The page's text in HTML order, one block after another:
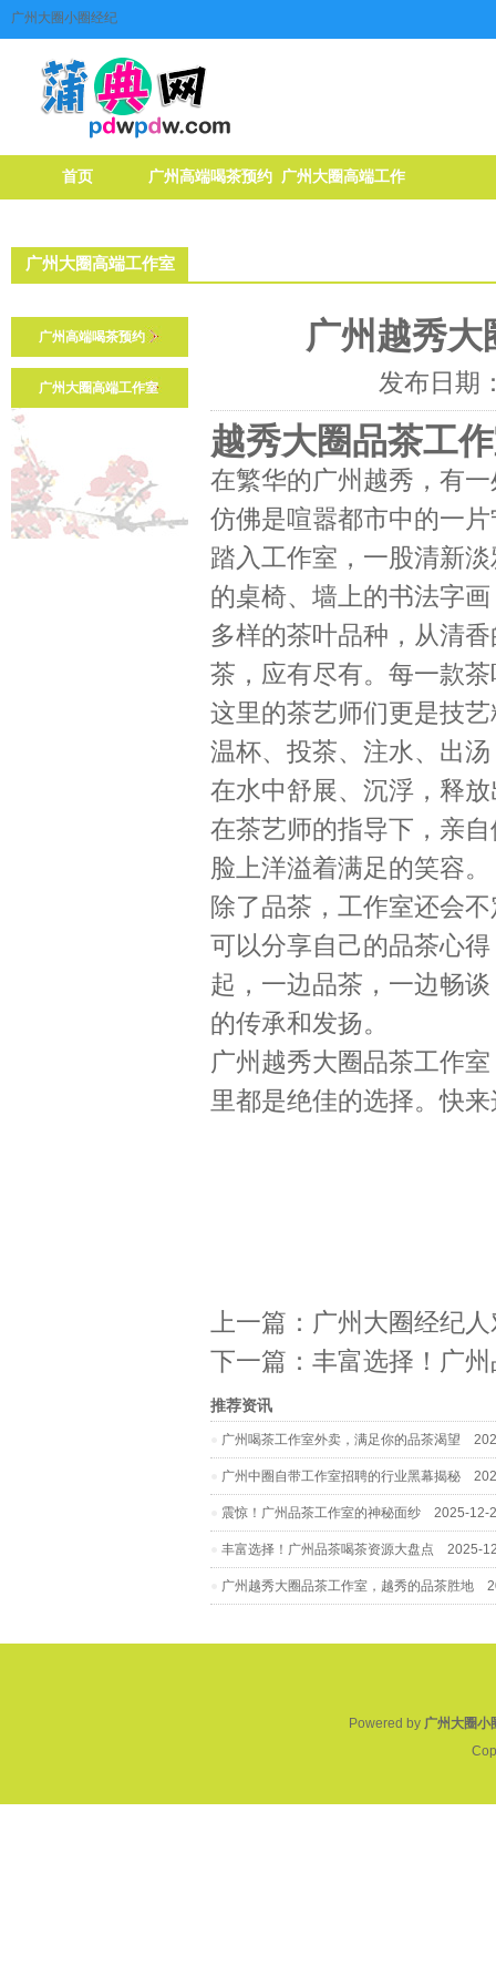
广州大圈小圈经纪
首页 广州高端喝茶预约 广州大圈高端工作
广州大圈高端工作室
广州高端喝茶预约
广州大圈高端工作室
广州越秀
发布日期
越秀大圈品茶工
在繁华的广州越秀，有
仿佛是喧嚣都市中的一
踏入工作室，一股清新
的桌椅、墙上的书法字
多样的茶叶品种，从清
茶，应有尽有。每一款
这里的茶艺师们更是技
温杯、投茶、注水、出
在水中舒展、沉浮，释
在茶艺师的指导下，亲
脸上洋溢着满足的笑容。
除了品茶，工作室还会
可以分享自己的品茶心
起，一边品茶，一边畅
的传承和发扬。
广州越秀大圈品茶工作
里都是绝佳的选择。快
上一篇： 广州大圈经纪
下一篇： 丰富选择！广
推荐资讯
广州喝茶工作室外卖，满足你的品茶渴望
广州中圈自带工作室招聘的行业黑幕揭秘
震惊！广州品茶工作室的神秘面纱 2025-12-
丰富选择！广州品茶喝茶资源大盘点 2025-
广州越秀大圈品茶工作室，越秀的品茶胜地
Powered by 广州大圈小